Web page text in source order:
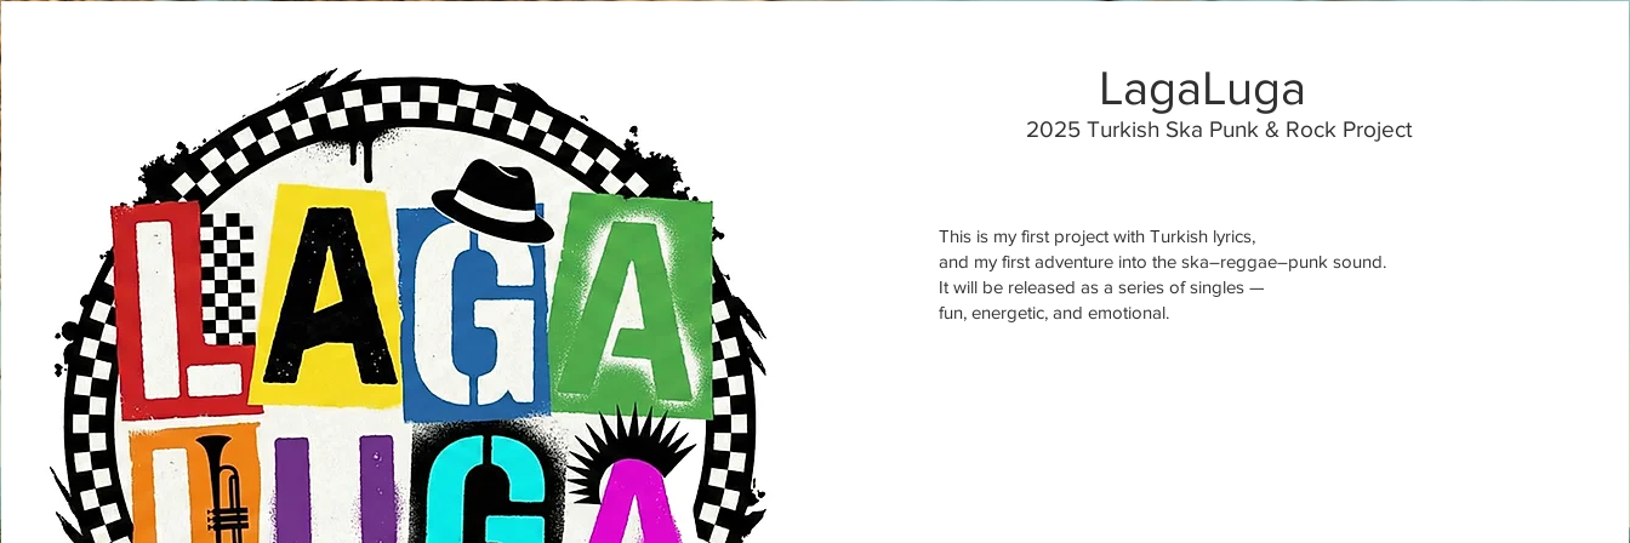
LagaLuga
2025 Turkish Ska Punk & Rock Project
This is my first project with Turkish lyrics,
and my first adventure into the ska–reggae–punk sound.
It will be released as a series of singles —
fun, energetic, and emotional.